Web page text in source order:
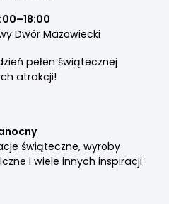
Dwór Mazowiecki
pełen świątecznej
atrakcji!
świąteczne, wyroby
i wiele innych inspiracji